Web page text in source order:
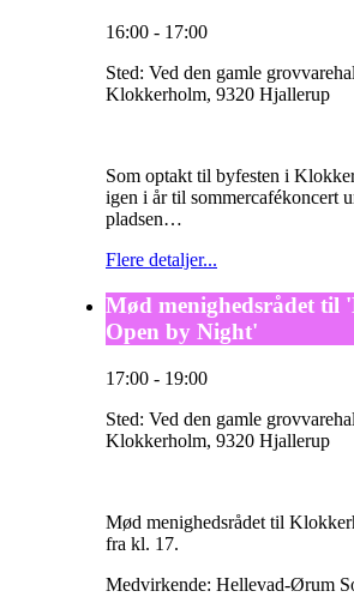
16:00 - 17:00
Sted: Ved den gamle
Klokkerholm, 9320 Hjallerup
Som optakt til byfesten i
igen i år til sommercafékoncert
pladsen…
Flere detaljer...
Mød menighedsrådet til
Open by Night'
17:00 - 19:00
Sted: Ved den gamle
Klokkerholm, 9320 Hjallerup
Mød menighedsrådet til
fra kl. 17.
Medvirkende: Hellevad-Ørum